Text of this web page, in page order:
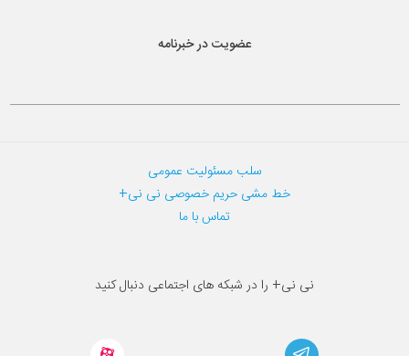
عضویت در خبرنامه
سلب مسئولیت عمومی
خط مشی حریم خصوصی نی نی+
تماس با ما
نی نی+ را در شبکه های اجتماعی دنبال کنید